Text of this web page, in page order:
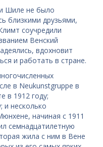
Шиле не было
близкими друзьями,
соучредили
Венский
вдохновит
и работать в стране.
в Neukunstgruppe в
в 1912 году;
и несколько
начиная с 1911
семнадцатилетную
жилa с ним в Вене